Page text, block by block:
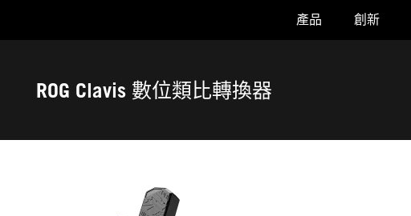
Accessibility links
產品 創新
ROG Clavis 數位類比轉換器